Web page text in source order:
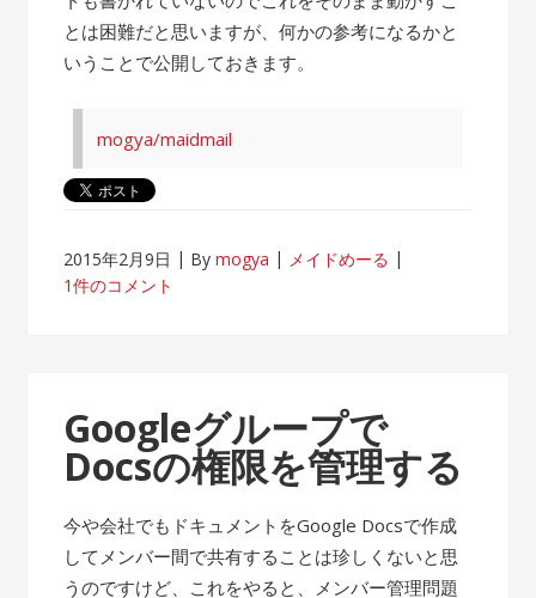
とは困難だと思いますが、何かの参考になるかと
いうことで公開しておきます。
mogya/maidmail
2015年2月9日 Bymogya
メイドめーる
1件のコメント
Googleグループで
Docsの権限を管理する
今や会社でもドキュメントをGoogle Docsで作成
してメンバー間で共有することは珍しくないと思
うのですけど、これをやると、メンバー管理問題